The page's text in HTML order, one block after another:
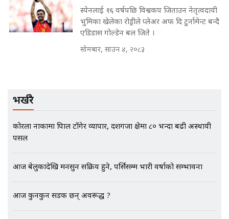
मन्त्रीले घुस डिल गरेको अडियो ! दुई झोला
नोट मन्त्रीलाई घुस | SIDHAKURA |
SIDHAKURA INVESTIGATION |
कनेक्सन ! || VISIT VISA SCAM
स्पेनलाई १६ वर्षपछि विश्वकप जिताउन नेतृत्वदायी
भुमिका खेलेका रोड्रीले प्लेअर अफ दि टुर्नामेन्ट बन्दै
एडिडास गोल्डेन बल जिते ।
सोमबार, साउन ४, २०८३
भर्खरै
कोरला नाकामा त्रिपाल टाँगेर व्यापार, दशगजा क्षेत्रमा ८० भन्दा बढी अस्थायी
पसल
आज बेलुकादेखि मनसुन सक्रिय हुने, पर्सिसम्म भारी वर्षाको सम्भावना
आज कुनकुन सडक छन् अवरूद्ध ?